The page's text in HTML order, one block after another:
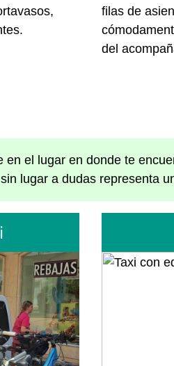
filas de
del
el lugar en donde te
sin lugar a dudas representa